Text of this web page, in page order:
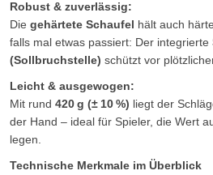
Robust & zuverlässig:
Die gehärtete Schaufel hält auch
falls mal etwas passiert: Der integrierte
(Sollbruchstelle) schützt vor
Leicht & ausgewogen:
Mit rund 420 g (± 10 %) liegt der
der Hand – ideal für Spieler, die Wert
legen.
Technische Merkmale im Überblick